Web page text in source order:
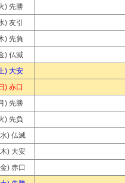
) 先勝
) 友引
) 先負
) 仏滅
) 大安
) 赤口
) 先勝
) 先負
) 仏滅
) 大安
) 赤口